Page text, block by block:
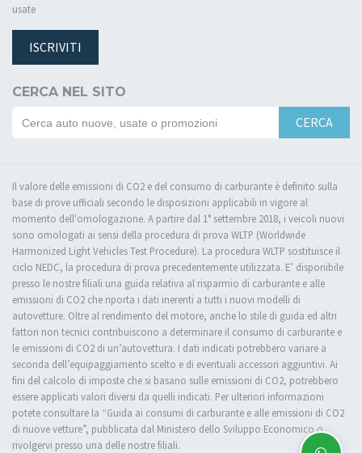
usate
ISCRIVITI
CERCA NEL SITO
CERCA
Il valore delle emissioni di CO2 e del consumo di carburante è definito sulla
base di prove ufficiali secondo le disposizioni applicabili in vigore al
momento dell'omologazione. A partire dal 1° settembre 2018, i veicoli nuovi
sono omologati ai sensi della procedura di prova WLTP (Worldwide
Harmonized Light Vehicles Test Procedure). La procedura WLTP sostituisce il
ciclo NEDC, la procedura di prova precedentemente utilizzata. E’ disponibile
presso le nostre filiali una guida relativa al risparmio di carburante e alle
emissioni di CO2 che riporta i dati inerenti a tutti i nuovi modelli di
autovetture. Oltre al rendimento del motore, anche lo stile di guida ed altri
fattori non tecnici contribuiscono a determinare il consumo di carburante e
le emissioni di CO2 di un’autovettura. I dati indicati potrebbero variare a
seconda dell’equipaggiamento scelto e di eventuali accessori aggiuntivi. Ai
fini del calcolo di imposte che si basano sulle emissioni di CO2, potrebbero
essere applicati valori diversi da quelli indicati. Per ulteriori informazioni
potete consultare la “Guida ai consumi di carburante e alle emissioni di CO2
di nuove vetture”, pubblicata dal Ministero dello Sviluppo Economico o
rivolgervi presso una delle nostre filiali.